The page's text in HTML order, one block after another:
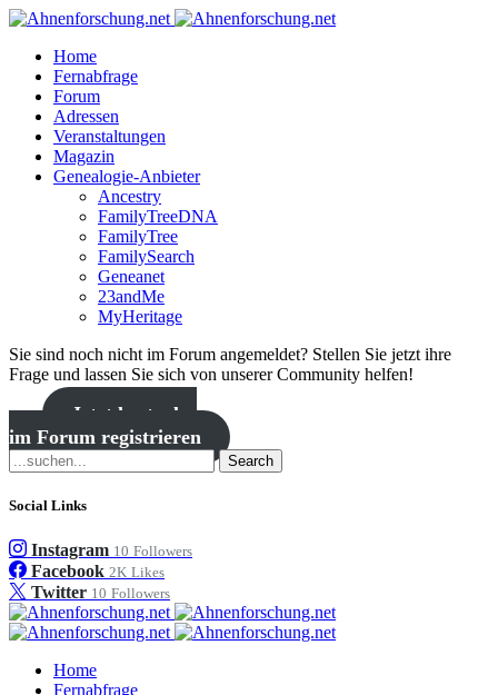
Home
Fernabfrage
Forum
Adressen
Veranstaltungen
Magazin
Genealogie-Anbieter
Ancestry
FamilyTreeDNA
FamilyTree
FamilySearch
Geneanet
23andMe
MyHeritage
Sie sind noch nicht im Forum angemeldet? Stellen Sie jetzt ihre
Frage und lassen Sie sich von unserer Community helfen!
Jetzt kostenlos
im Forum registrieren
Search
Social Links
Instagram 10 Followers
Facebook 2K Likes
Twitter 10 Followers
Home
Fernabfrage